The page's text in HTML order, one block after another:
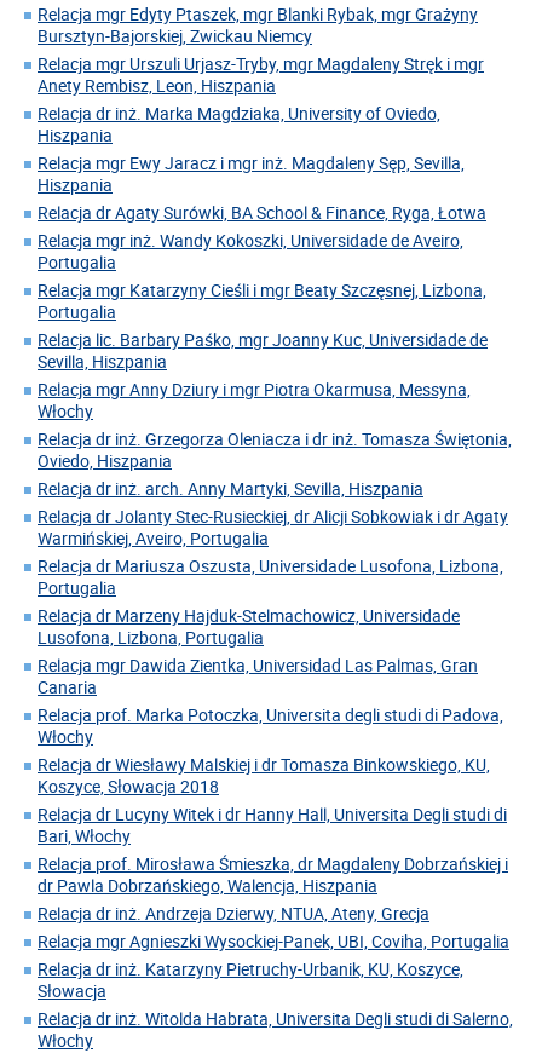
Relacja mgr Edyty Ptaszek, mgr Blanki Rybak, mgr Grażyny
Bursztyn-Bajorskiej, Zwickau Niemcy
Relacja mgr Urszuli Urjasz-Tryby, mgr Magdaleny Stręk i mgr
Anety Rembisz, Leon, Hiszpania
Relacja dr inż. Marka Magdziaka, University of Oviedo,
Hiszpania
Relacja mgr Ewy Jaracz i mgr inż. Magdaleny Sęp, Sevilla,
Hiszpania
Relacja dr Agaty Surówki, BA School & Finance, Ryga, Łotwa
Relacja mgr inż. Wandy Kokoszki, Universidade de Aveiro,
Portugalia
Relacja mgr Katarzyny Cieśli i mgr Beaty Szczęsnej, Lizbona,
Portugalia
Relacja lic. Barbary Paśko, mgr Joanny Kuc, Universidade de
Sevilla, Hiszpania
Relacja mgr Anny Dziury i mgr Piotra Okarmusa, Messyna,
Włochy
Relacja dr inż. Grzegorza Oleniacza i dr inż. Tomasza Świętonia,
Oviedo, Hiszpania
Relacja dr inż. arch. Anny Martyki, Sevilla, Hiszpania
Relacja dr Jolanty Stec-Rusieckiej, dr Alicji Sobkowiak i dr Agaty
Warmińskiej, Aveiro, Portugalia
Relacja dr Mariusza Oszusta, Universidade Lusofona, Lizbona,
Portugalia
Relacja dr Marzeny Hajduk-Stelmachowicz, Universidade
Lusofona, Lizbona, Portugalia
Relacja mgr Dawida Zientka, Universidad Las Palmas, Gran
Canaria
Relacja prof. Marka Potoczka, Universita degli studi di Padova,
Włochy
Relacja dr Wiesławy Malskiej i dr Tomasza Binkowskiego, KU,
Koszyce, Słowacja 2018
Relacja dr Lucyny Witek i dr Hanny Hall, Universita Degli studi di
Bari, Włochy
Relacja prof. Mirosława Śmieszka, dr Magdaleny Dobrzańskiej i
dr Pawla Dobrzańskiego, Walencja, Hiszpania
Relacja dr inż. Andrzeja Dzierwy, NTUA, Ateny, Grecja
Relacja mgr Agnieszki Wysockiej-Panek, UBI, Coviha, Portugalia
Relacja dr inż. Katarzyny Pietruchy-Urbanik, KU, Koszyce,
Słowacja
Relacja dr inż. Witolda Habrata, Universita Degli studi di Salerno,
Włochy